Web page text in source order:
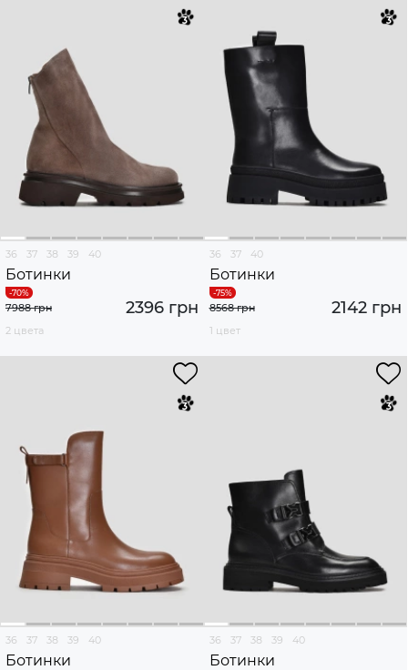
36 37 38 39 40
Ботинки
2396 грн
7988 грн
2 цвета
36 37 40
Ботинки
2142 грн
8568 грн
1 цвет
36 37 38 39 40
Ботинки
36 37 38 39 40
Ботинки